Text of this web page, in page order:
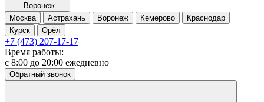
Воронеж
Москва
Астрахань Воронеж Кемерово
Краснодар
Курск
Орёл
+7 (473) 207-17-17
Время работы:
с 8:00 до 20:00 ежедневно
Обратный звонок